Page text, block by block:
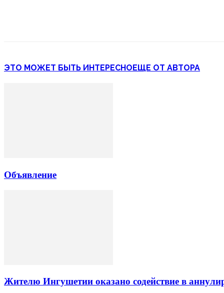
ЭТО МОЖЕТ БЫТЬ ИНТЕРЕСНОЕЩЕ ОТ АВТОРА
Объявление
Жителю Ингушетии оказано содействие в